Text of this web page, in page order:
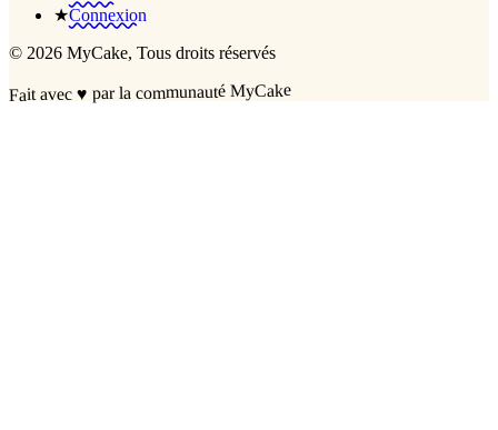
★Connexion
© 2026 MyCake, Tous droits réservés
Fait avec♥ par la communauté MyCake